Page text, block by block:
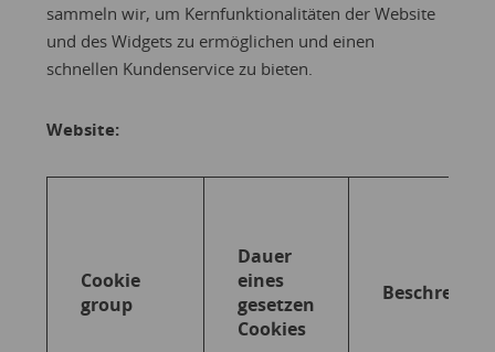
sammeln wir, um Kernfunktionalitäten der Website
und des Widgets zu ermöglichen und einen
schnellen Kundenservice zu bieten.
Website:
Cookie
group
Dauer
eines
gesetzen
Cookies